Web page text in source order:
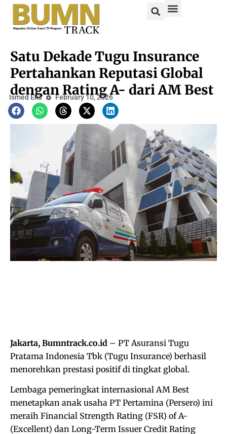
Satu Dekade Tugu Insurance
Pertahankan Reputasi Global
dengan Rating A- dari AM Best
Ismed Eka February 10, 2026
Jakarta, Bumntrack.co.id – PT Asuransi Tugu
Pratama Indonesia Tbk (Tugu Insurance) berhasil
menorehkan prestasi positif di tingkat global.
Lembaga pemeringkat internasional AM Best
menetapkan anak usaha PT Pertamina (Persero) ini
meraih Financial Strength Rating (FSR) of A-
(Excellent) dan Long-Term Issuer Credit Rating